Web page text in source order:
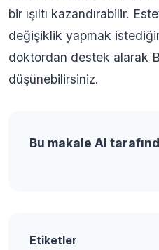
bir ışıltı kazandırabilir.
değişiklik yapmak
doktordan destek alarak
düşünebilirsiniz.
Bu makale AI
Etiketler